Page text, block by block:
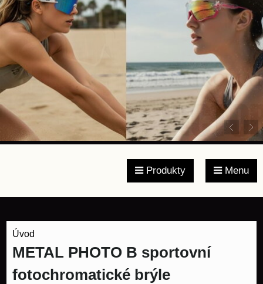
Produkty Menu
Úvod
METAL PHOTO B sportovní
fotochromatické brýle